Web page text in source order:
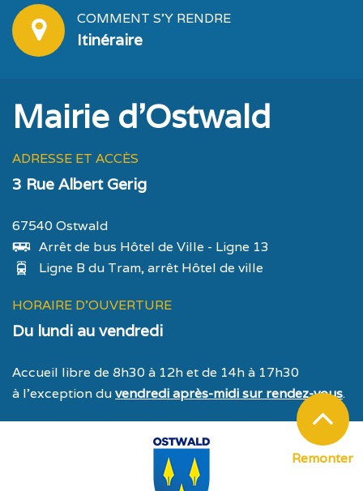
COMMENT S'Y RENDRE
Itinéraire
Mairie d'Ostwald
ADRESSE ET ACCÈS
3 Rue Albert Gerig
67540 Ostwald
Arrêt de bus Hôtel de Ville - Ligne 13
Ligne B du Tram, arrêt Hôtel de ville
HORAIRE D'OUVERTURE
Du lundi au vendredi
Accueil libre de 8h30 à 12h et de 14h à 17h30
à l’exception duvendredi après-midi sur rendez-vous.
Remonter